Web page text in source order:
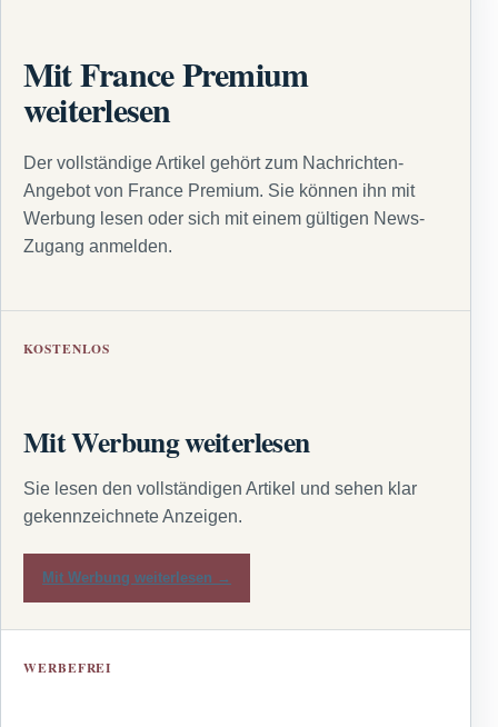
Mit France Premium
weiterlesen
Der vollständige Artikel gehört zum Nachrichten-
Angebot von France Premium. Sie können ihn mit
Werbung lesen oder sich mit einem gültigen News-
Zugang anmelden.
KOSTENLOS
Mit Werbung weiterlesen
Sie lesen den vollständigen Artikel und sehen klar
gekennzeichnete Anzeigen.
Mit Werbung weiterlesen →
WERBEFREI